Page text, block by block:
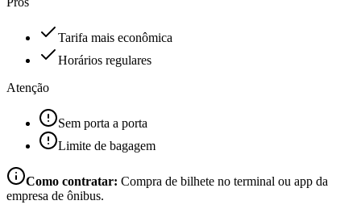
Tarifa mais econômica
Horários regulares
Atenção
Sem porta a porta
Limite de bagagem
Como contratar: Compra de bilhete no terminal ou app da
empresa de ônibus.